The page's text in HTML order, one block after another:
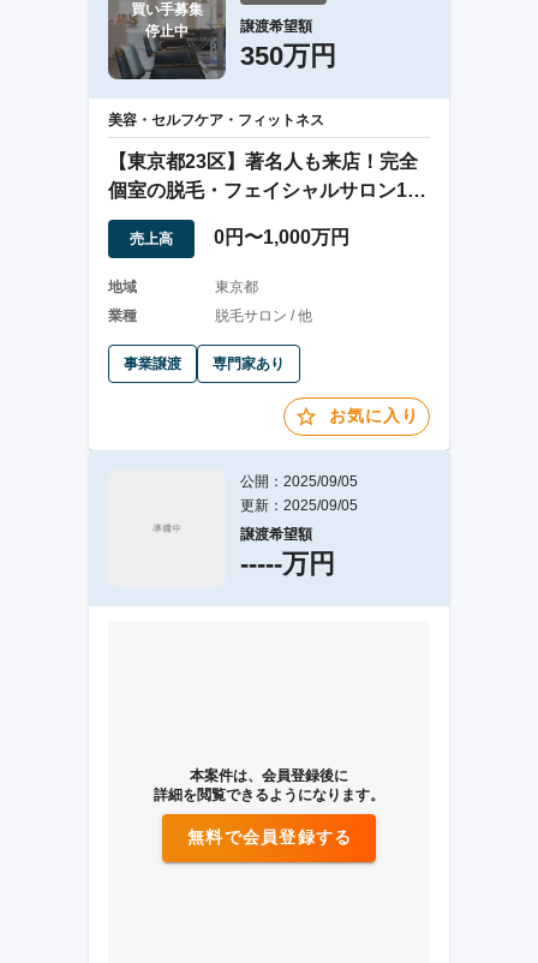
買い手募集
停止中
譲渡希望額
350万円
美容・セルフケア・フィットネス
【東京都23区】著名人も来店！完全
個室の脱毛・フェイシャルサロン1店
舗の譲渡
売上高 0円〜1,000万円
地域
東京都
業種
脱毛サロン / 他
事業譲渡 専門家あり
お気に入り
公開：2025/09/05
更新：2025/09/05
譲渡希望額
-----万円
本案件は、会員登録後に
詳細を閲覧できるようになります。
無料で会員登録する